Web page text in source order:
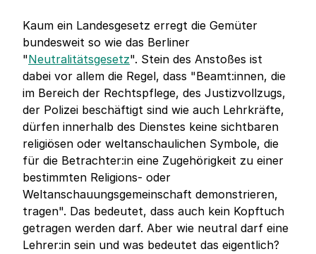
Kaum ein Landesgesetz erregt die Gemüter
bundesweit so wie das Berliner
"Neutralitätsgesetz". Stein des Anstoßes ist
dabei vor allem die Regel, dass "Beamt:innen, die
im Bereich der Rechtspflege, des Justizvollzugs,
der Polizei beschäftigt sind wie auch Lehrkräfte,
dürfen innerhalb des Dienstes keine sichtbaren
religiösen oder weltanschaulichen Symbole, die
für die Betrachter:in eine Zugehörigkeit zu einer
bestimmten Religions- oder
Weltanschauungsgemeinschaft demonstrieren,
tragen". Das bedeutet, dass auch kein Kopftuch
getragen werden darf. Aber wie neutral darf eine
Lehrer:in sein und was bedeutet das eigentlich?